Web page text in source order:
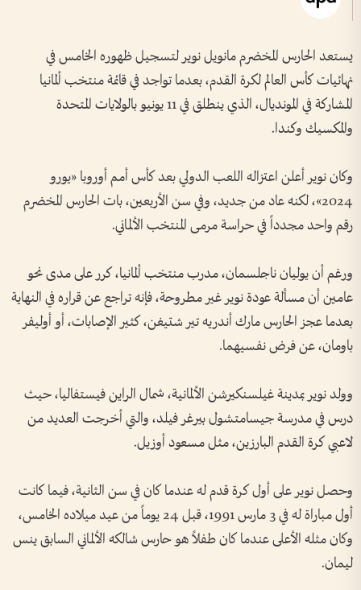
يستعد الحارس المخضرم مانويل نوير لتسجيل ظهوره الخامس في
نهائيات كأس العالم لكرة القدم، بعدما تواجد في قائمة منتخب ألمانيا
المشاركة في المونديال، الذي ينطلق في 11 يونيو بالولايات المتحدة
والمكسيك وكندا.
وكان نوير أعلن اعتزاله اللعب الدولي بعد كأس أمم أوروبا «يورو
2024»، لكنه عاد من جديد، وفي سن الأربعين، بات الحارس المخضرم
رقم واحد مجدداً في حراسة مرمى المنتخب الألماني.
ورغم أن يوليان ناجلسمان، مدرب منتخب ألمانيا، كرر على مدى نحو
عامين أن مسألة عودة نوير غير مطروحة، فإنه تراجع عن قراره في النهاية
بعدما عجز الحارس مارك أندريه تير شتيغن، كثير الإصابات، أو أوليفر
باومان، عن فرض نفسيهما.
وولد نوير بمدينة غيلسنكيرشن الألمانية، شمال الراين فيستفاليا، حيث
درس في مدرسة جيسامتشول بيرغر فيلد، والتي أخرجت العديد من
لاعبي كرة القدم البارزين، مثل مسعود أوزيل.
وحصل نوير على أول كرة قدم له عندما كان في سن الثانية، فيما كانت
أول مباراة له في 3 مارس 1991، قبل 24 يوماً من عيد ميلاده الخامس،
وكان مثله الأعلى عندما كان طفلاً هو حارس شالكه الألماني السابق ينس
ليمان.